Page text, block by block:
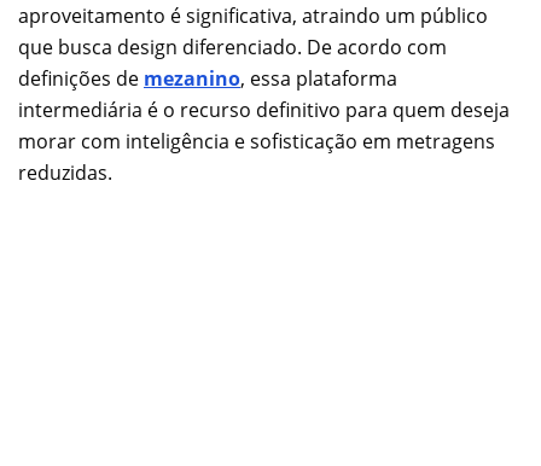
aproveitamento é significativa, atraindo um público
que busca design diferenciado. De acordo com
definições de mezanino, essa plataforma
intermediária é o recurso definitivo para quem deseja
morar com inteligência e sofisticação em metragens
reduzidas.